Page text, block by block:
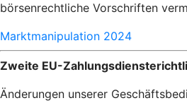
börsenrechtliche Vorschriften
Marktmanipulation 2024
Zweite EU-
Änderungen unserer